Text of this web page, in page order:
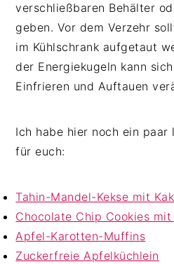
verschließbaren Behälter
geben. Vor dem Verzehr
im Kühlschrank aufgetaut
der Energiekugeln kann
Einfrieren und Auftauen
Ich habe hier noch ein paar
für euch:
Tahin-Mandel-Kekse mit
Chocolate Chip Cookies mit
Apfel-Karotten-Muffins
Zuckerfreie Apfelküchlein